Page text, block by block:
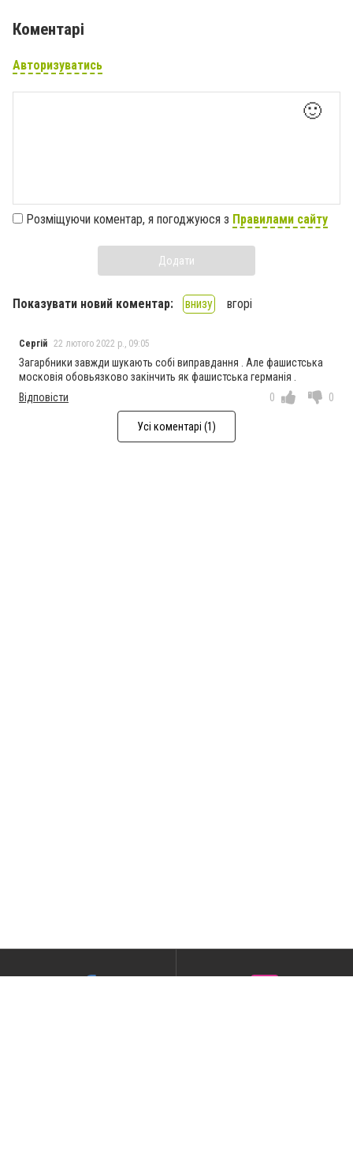
Коментарі
Авторизуватись
🙂
Розміщуючи коментар, я погоджуюся з Правилами сайту
Додати
Показувати новий коментар: внизу вгорі
Сергій 22 лютого 2022 р., 09:05
Загарбники завжди шукають собі виправдання . Але фашистська
московія обовьязково закінчить як фашистська германія .
Відповісти
0 0
Усі коментарі (1)